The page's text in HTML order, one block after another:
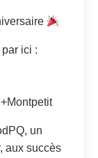
ici :
un
aux succès